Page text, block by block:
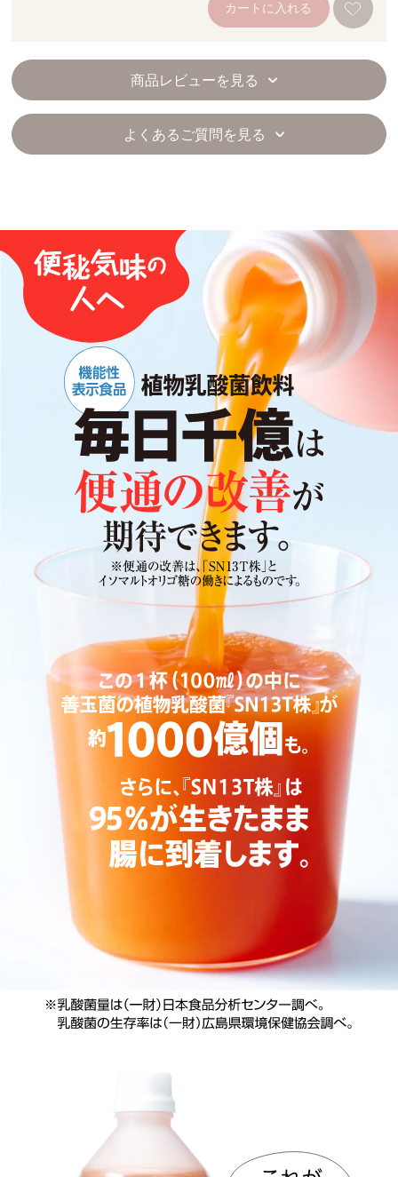
カートに入れる
商品レビューを見る
よくあるご質問を見る